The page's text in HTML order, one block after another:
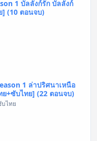
1 บัลลังก์รัก บัลลังก์
] (10 ตอนจบ)
1 ล่าปริศนาเหนือ
ย+ซับไทย] (22 ตอนจบ)
บไทย